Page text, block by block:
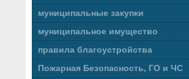
муниципальные закупки
муниципальное имущество
правила благоустройства
Пожарная Безопасность, ГО и ЧС